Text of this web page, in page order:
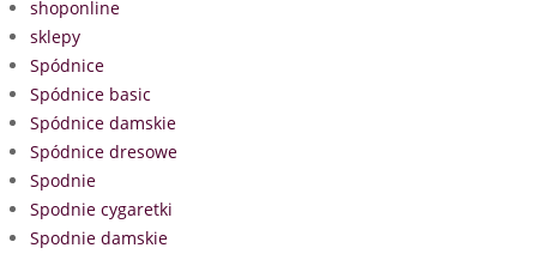
shoponline
sklepy
Spódnice
Spódnice basic
Spódnice damskie
Spódnice dresowe
Spodnie
Spodnie cygaretki
Spodnie damskie